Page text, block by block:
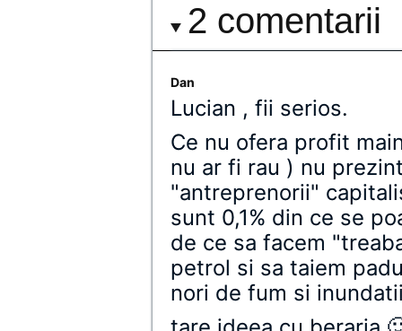
2 comentarii
Dan
Lucian , fii serios.
Ce nu ofera profit
nu ar fi rau ) nu
"antreprenorii"
sunt 0,1% din ce se
de ce sa facem
petrol si sa taiem
nori de fum si